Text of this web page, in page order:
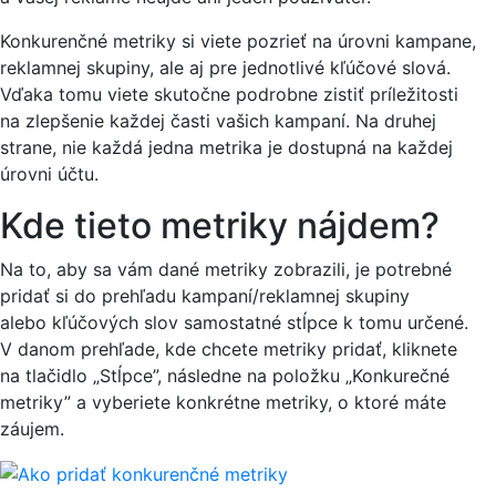
Konkurenčné metriky si viete pozrieť na úrovni kampane,
reklamnej skupiny, ale aj pre jednotlivé kľúčové slová.
Vďaka tomu viete skutočne podrobne zistiť príležitosti
na zlepšenie každej časti vašich kampaní. Na druhej
strane, nie každá jedna metrika je dostupná na každej
úrovni účtu.
Kde tieto metriky nájdem?
Na to, aby sa vám dané metriky zobrazili, je potrebné
pridať si do prehľadu kampaní/reklamnej skupiny
alebo kľúčových slov samostatné stĺpce k tomu určené.
V danom prehľade, kde chcete metriky pridať, kliknete
na tlačidlo „Stĺpce”, následne na položku „Konkurečné
metriky” a vyberiete konkrétne metriky, o ktoré máte
záujem.